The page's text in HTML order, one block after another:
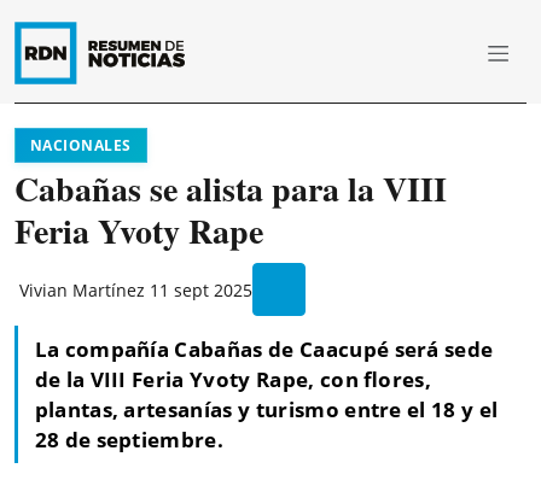
NACIONALES
Cabañas se alista para la VIII
Feria Yvoty Rape
Vivian Martínez 11 sept 2025
La compañía Cabañas de Caacupé será sede
de la VIII Feria Yvoty Rape, con flores,
plantas, artesanías y turismo entre el 18 y el
28 de septiembre.